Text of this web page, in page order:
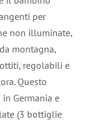
per
non illuminate,
montagna,
regolabili e
Questo
Germania e
(3 bottiglie